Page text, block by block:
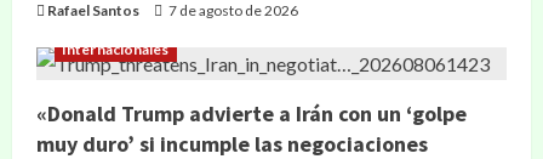
Rafael Santos 7 de agosto de 2026
Internacionales
«Donald Trump advierte a Irán con un ‘golpe
muy duro’ si incumple las negociaciones